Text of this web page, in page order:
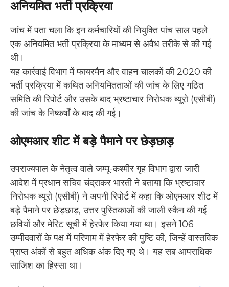
अनियमित भर्ती प्रक्रिया
जांच में पता चला कि इन कर्मचारियों की नियुक्ति पांच साल पहले
एक अनियमित भर्ती प्रक्रिया के माध्यम से अवैध तरीके से की गई
थी।
यह कार्रवाई विभाग में फायरमैन और वाहन चालकों की 2020 की
भर्ती प्रक्रिया में कथित अनियमितताओं की जांच के लिए गठित
समिति की रिपोर्ट और उसके बाद भ्रष्टाचार निरोधक ब्यूरो (एसीबी)
की जांच के निष्कर्षों के बाद की गई।
ओएमआर शीट में बड़े पैमाने पर छेड़छाड़
उपराज्यपाल के नेतृत्व वाले जम्मू-कश्मीर गृह विभाग द्वारा जारी
आदेश में प्रधान सचिव चंद्राकर भारती ने बताया कि भ्रष्टाचार
निरोधक ब्यूरो (एसीबी) ने अपनी रिपोर्ट में कहा कि ओएमआर शीट में
बड़े पैमाने पर छेड़छाड़, उत्तर पुस्तिकाओं की जाली स्कैन की गई
छवियों और मेरिट सूची में हेरफेर किया गया था। इसने 106
उम्मीदवारों के पक्ष में परिणाम में हेरफेर की पुष्टि की, जिन्हें वास्तविक
प्राप्त अंकों से बहुत अधिक अंक दिए गए थे। यह सब आपराधिक
साजिश का हिस्सा था।